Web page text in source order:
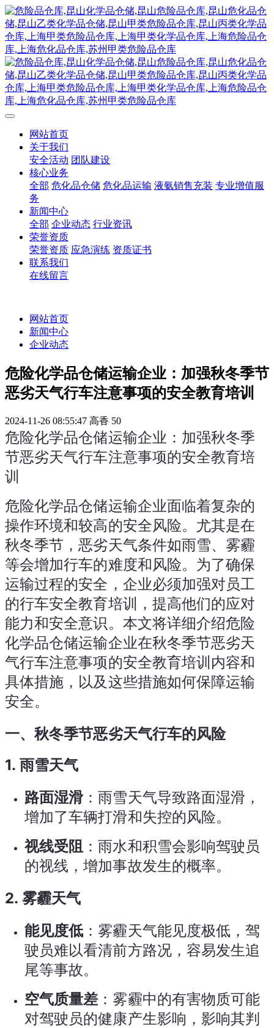
网站首页
关于我们
安全活动 团队建设
核心业务
全部 危化品仓储 危化品运输 液氨销售充装 专业增值服
务
新闻中心
全部 企业动态 行业资讯
荣誉资质
荣誉资质 应急演练 资质证书
联系我们
在线留言
网站首页
新闻中心
企业动态
危险化学品仓储运输企业：加强秋冬季节
恶劣天气行车注意事项的安全教育培训
2024-11-26 08:55:47 高香 50
危险化学品仓储运输企业：加强秋冬季
节恶劣天气行车注意事项的安全教育培
训
危险化学品仓储运输企业面临着复杂的
操作环境和较高的安全风险。尤其是在
秋冬季节，恶劣天气条件如雨雪、雾霾
等会增加行车的难度和风险。为了确保
运输过程的安全，企业必须加强对员工
的行车安全教育培训，提高他们的应对
能力和安全意识。本文将详细介绍危险
化学品仓储运输企业在秋冬季节恶劣天
气行车注意事项的安全教育培训内容和
具体措施，以及这些措施如何保障运输
安全。
一、秋冬季节恶劣天气行车的风险
1.雨雪天气
路面湿滑 ：雨雪天气导致路面湿滑，
增加了车辆打滑和失控的风险。
视线受阻 ：雨水和积雪会影响驾驶员
的视线，增加事故发生的概率。
2.雾霾天气
能见度低 ：雾霾天气能见度极低，驾
驶员难以看清前方路况，容易发生追
尾等事故。
空气质量差 ：雾霾中的有害物质可能
对驾驶员的健康产生影响，影响其判